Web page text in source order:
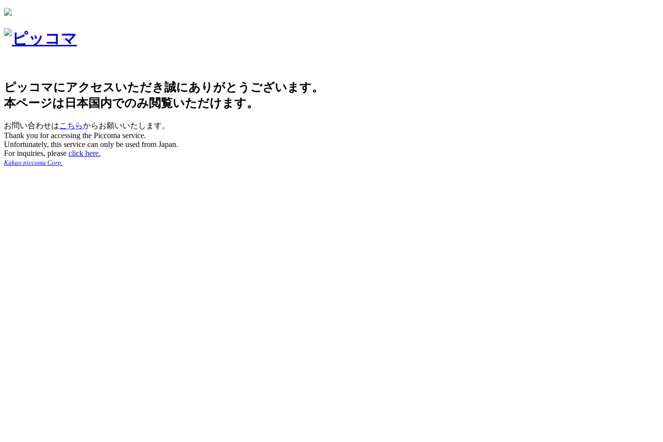
ピッコマにアクセスいただき誠にありがとうございます。
本ページは日本国内でのみ閲覧いただけます。
お問い合わせはこちらからお願いいたします。
Thank you for accessing the Piccoma service.
Unfortunately, this service can only be used from Japan.
For inquiries, please click here.
Kakao piccoma Corp.